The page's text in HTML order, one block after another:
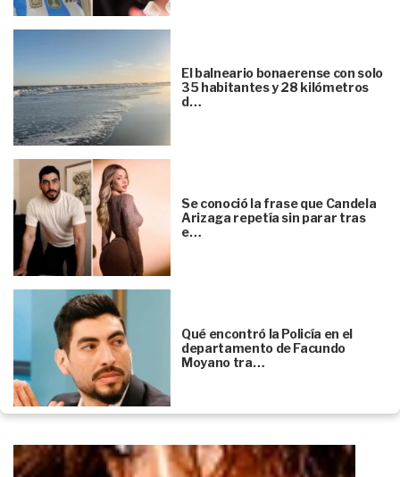
El balneario bonaerense con solo
35 habitantes y 28 kilómetros
d…
Se conoció la frase que Candela
Arizaga repetía sin parar tras
e…
Qué encontró la Policía en el
departamento de Facundo
Moyano tra…